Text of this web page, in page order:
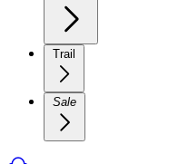
Trail
Sale